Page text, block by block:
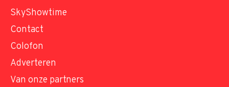
SkyShowtime
Contact
Colofon
Adverteren
Van onze partners